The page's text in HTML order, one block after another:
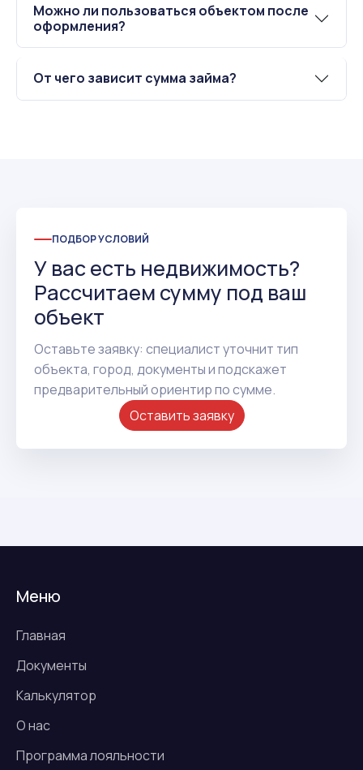
Можно ли пользоваться объектом после
оформления?
От чего зависит сумма займа?
ПОДБОР УСЛОВИЙ
У вас есть недвижимость?
Рассчитаем сумму под ваш
объект
Оставьте заявку: специалист уточнит тип
объекта, город, документы и подскажет
предварительный ориентир по сумме.
Оставить заявку
Меню
Главная
Документы
Калькулятор
О нас
Программа лояльности